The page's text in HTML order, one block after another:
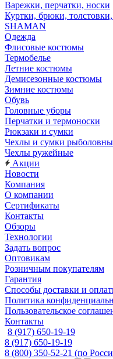
Варежки, перчатки, носки
Куртки, брюки,
SHAMAN
Одежда
Флисовые костюмы
Термобелье
Летние костюмы
Демисезонные костюмы
Зимние костюмы
Обувь
Головные уборы
Перчатки и термоноски
Рюкзаки и сумки
Чехлы и сумки
Чехлы ружейные
Акции
Новости
Компания
О компании
Сертификаты
Контакты
Обзоры
Технологии
Задать вопрос
Оптовикам
Розничным покупателям
Гарантия
Способы доставки и
Политика
Пользовательское
Контакты
8 (917) 650-19-19
8 (917) 650-19-19
8 (800) 350-52-21 (по